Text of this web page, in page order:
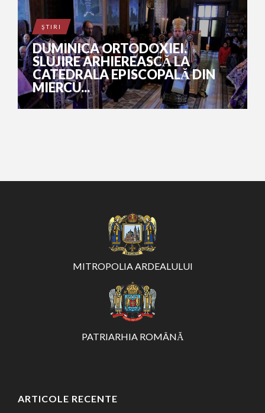
ŞTIRI
DUMINICA ORTODOXIEI.
SLUJIRE ARHIEREASCĂ LA
CATEDRALA EPISCOPALĂ DIN
MIERCU...
MITROPOLIA ARDEALULUI
PATRIARHIA ROMÂNĂ
ARTICOLE RECENTE